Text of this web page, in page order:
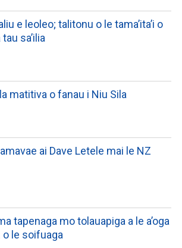
e leoleo; talitonu o le tama’ita’i o
sa’ilia
matitiva o fanau i Niu Sila
ai Dave Letele mai le NZ
tapenaga mo tolauapiga a le a’oga
o le soifuaga